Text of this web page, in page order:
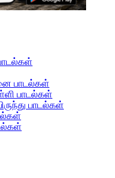
பாடல்கள்
பாடல்கள்
பாடல்கள்